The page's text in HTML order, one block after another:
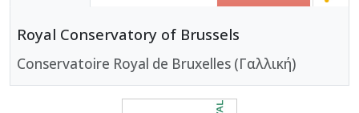
Royal Conservatory of Brussels
Conservatoire Royal de Bruxelles (Γαλλική)